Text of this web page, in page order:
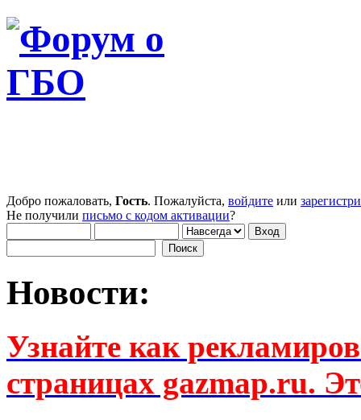
Добро пожаловать, Гость. Пожалуйста, войдите или
Не получили письмо с кодом активации?
Новости:
Узнайте как
страницах gazmap.ru.